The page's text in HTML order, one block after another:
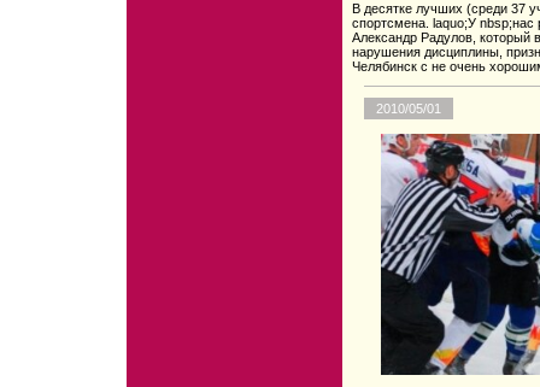
В десятке лучших (среди 37
спортсмена. laquo;У
Александр Радулов, который
нарушения дисциплины,
Челябинск с не очень
2010/05/01